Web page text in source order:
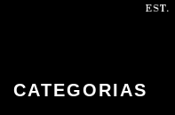
CATEGORIAS